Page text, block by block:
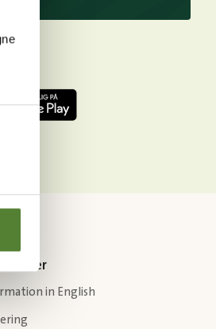
sider
in English